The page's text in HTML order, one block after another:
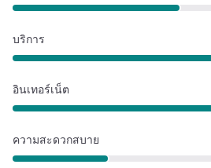
บริการ
อินเทอร์เน็ต
ความสะดวกสบาย